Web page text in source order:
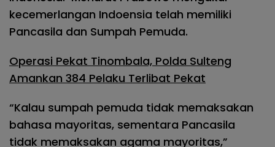
kecemerlangan Indoensia telah memiliki
Pancasila dan Sumpah Pemuda.
Operasi Pekat Tinombala, Polda Sulteng
Amankan 384 Pelaku Terlibat Pekat
“Kalau sumpah pemuda tidak memaksakan
bahasa mayoritas, sementara Pancasila
tidak memaksakan agama mayoritas,”